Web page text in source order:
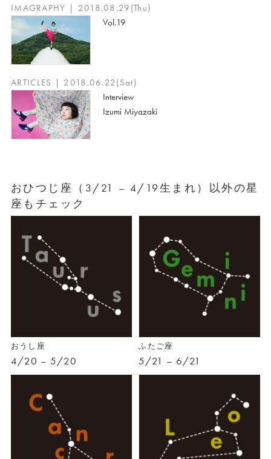
IMAGRAPHY | 2018.08.29(Thu)
Vol.19
ARTICLES | 2018.06.22(Sat)
Interview
Izumi Miyazaki
おひつじ座（3/21 – 4/19生まれ）以外の星
座もチェック
おうし座
4/20 – 5/20
ふたご座
5/21 – 6/21